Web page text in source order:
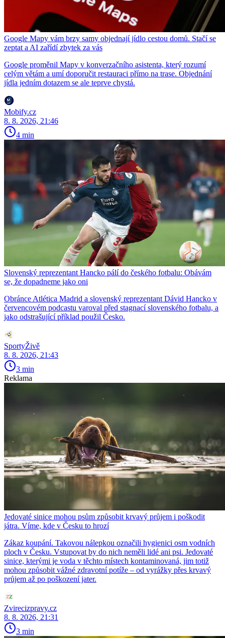
Google Mapy vám brzy samy objednají jídlo cestou domů. Stačí se
zeptat a AI zařídí zbytek za vás
Google proměnil Mapy v konverzačního asistenta, který rozumí
celým větám a umí doporučit restauraci přímo na trase. Objednání
jídla jedním dotazem se ale teprve chystá.
Mobify.cz
8. 8. 2026, 21:46
4 min
Slovenský reprezentant Hancko pálí do českého fotbalu: Obávám
se, že dopadneme jako oni
Obránce Atlética Madrid a slovenský reprezentant Dávid Hancko v
červencovém podcastu varoval před stagnací slovenského fotbalu, a
jako odstrašující příklad použil Česko.
SportyŽivě
8. 8. 2026, 21:43
3 min
Reklama
Jedovaté sinice mohou psům způsobit krvavý průjem i poškodit
játra. Víme, kde v Česku to hrozí
Zákaz koupání. Takovou nálepkou označili hygienici osm vodních
ploch v Česku. Vstupovat by do nich neměli lidé ani psi. Jedovaté
sinice, kterými je voda v těchto místech kontaminovaná, jim totiž
mohou způsobit vážné zdravotní potíže – od vyrážky přes krvavý
průjem až po poškození jater.
Zvirecizpravy.cz
8. 8. 2026, 21:31
3 min